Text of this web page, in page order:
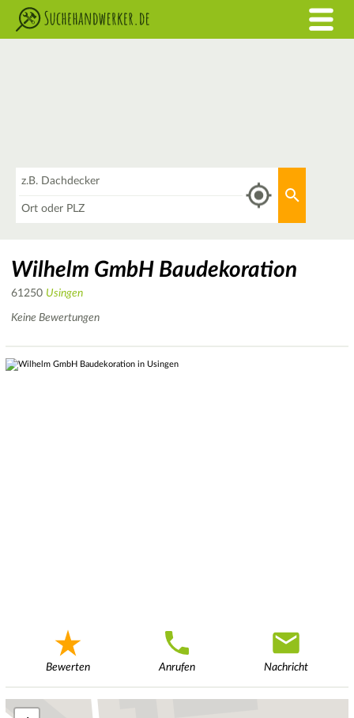
Wilhelm GmbH Baudekoration
61250 Usingen
Keine Bewertungen
Bewerten Anrufen Nachricht